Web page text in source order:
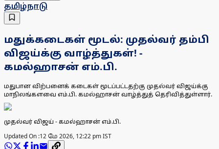
தமிழ்நாடு
மதுக்கடைகள் மூடல்: முதல்வர் தம்பி
விஜய்க்கு வாழ்த்துகள்! -
கமல்ஹாசன் எம்.பி.
மதுபான விற்பனைக் கடைகள் மூடப்பட்டதற்கு முதல்வர் விஜய்க்கு
மாநிலங்களவை எம்.பி. கமல்ஹாசன் வாழ்த்துத் தெரிவித்துள்ளார்.
முதல்வர் விஜய் - கமல்ஹாசன் எம்.பி.
Updated On :12 மே 2026, 12:22 pm IST